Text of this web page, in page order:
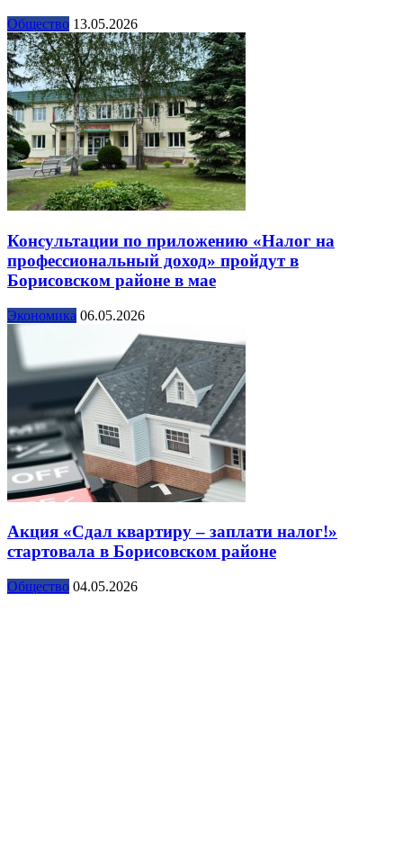
Общество 13.05.2026
Консультации по приложению «Налог на
профессиональный доход» пройдут в
Борисовском районе в мае
Экономика 06.05.2026
Акция «Сдал квартиру – заплати налог!»
стартовала в Борисовском районе
Общество 04.05.2026